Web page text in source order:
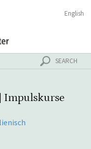
SEARCH
English
Impulskurse